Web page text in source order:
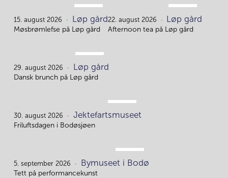
15.
15. august 2026 Løp gård
Møsbrømlefse på Løp gård
22.
22. august 2026 Løp gård
Afternoon tea på Løp gård
29.
29. august 2026 Løp gård
Dansk brunch på Løp gård
30.
30. august 2026 Jektefartsmuseet
Friluftsdagen i Bodøsjøen
5.
5. september 2026 Bymuseet i Bodø
Tett på performancekunst